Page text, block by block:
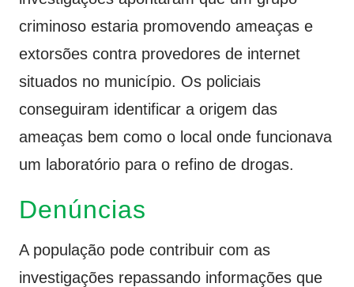
criminoso estaria promovendo ameaças e
extorsões contra provedores de internet
situados no município. Os policiais
conseguiram identificar a origem das
ameaças bem como o local onde funcionava
um laboratório para o refino de drogas.
Denúncias
A população pode contribuir com as
investigações repassando informações que